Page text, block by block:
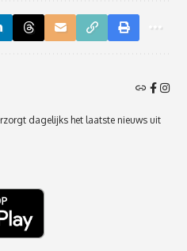
dagelijks het laatste nieuws uit